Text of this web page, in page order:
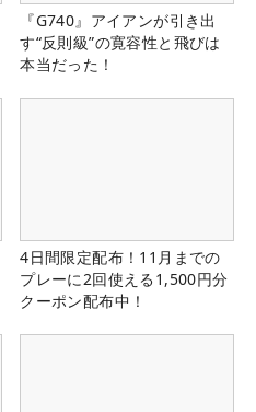
『G740』アイアンが引き出
す“反則級”の寛容性と飛びは
本当だった！
4日間限定配布！11月までの
プレーに2回使える1,500円分
クーポン配布中！